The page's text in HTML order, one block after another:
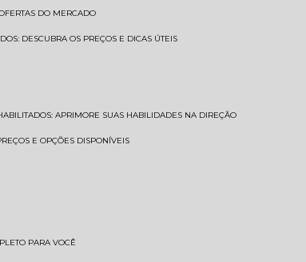
DO MERCADO
DESCUBRA OS PREÇOS E DICAS ÚTEIS
APRIMORE SUAS HABILIDADES NA DIREÇÃO
E OPÇÕES DISPONÍVEIS
PARA VOCÊ